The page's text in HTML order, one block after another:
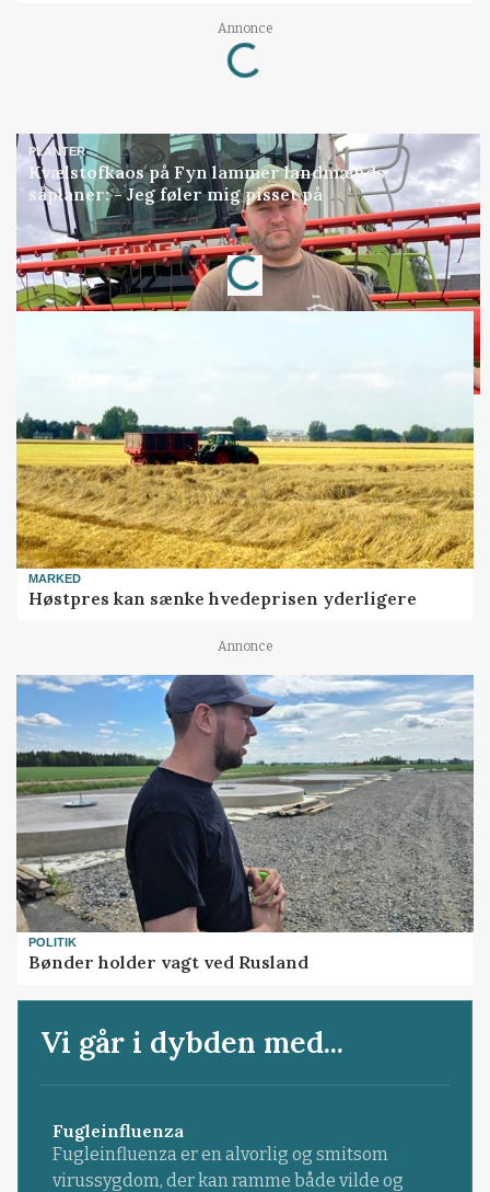
Annonce
Loading...
PLANTER
Kvælstofkaos på Fyn lammer landmænds
såplaner: - Jeg føler mig pisset på
Annonce
Loading...
MARKED
Høstpres kan sænke hvedeprisen yderligere
Annonce
POLITIK
Bønder holder vagt ved Rusland
Vi går i dybden med...
Fugleinfluenza
Fugleinfluenza er en alvorlig og smitsom
virussygdom, der kan ramme både vilde og